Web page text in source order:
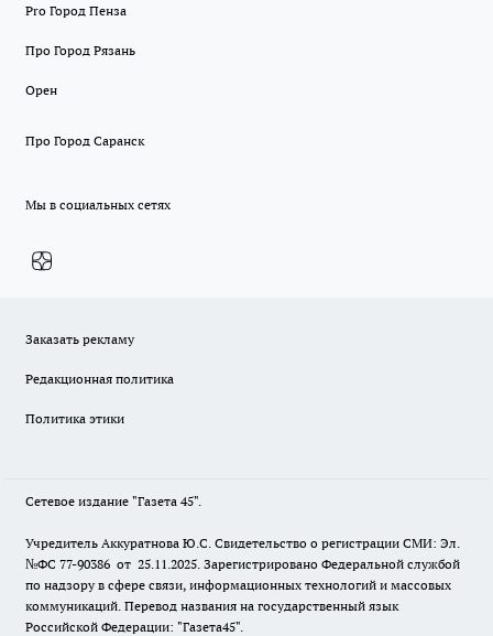
Pro Город Пенза
Про Город Рязань
Орен
Про Город Саранск
Мы в социальных сетях
Заказать рекламу
Редакционная политика
Политика этики
Сетевое издание "Газета 45".
Учредитель Аккуратнова Ю.С. Свидетельство о регистрации СМИ: Эл.
№ФС 77-90386 от 25.11.2025. Зарегистрировано Федеральной службой
по надзору в сфере связи, информационных технологий и массовых
коммуникаций. Перевод названия на государственный язык
Российской Федерации: "Газета45".